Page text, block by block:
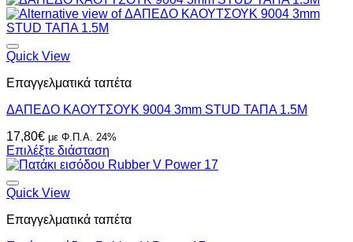
προϊόντος
Quick View
Επαγγελματικά ταπέτα
ΔΑΠΕΔΟ ΚΑΟΥΤΣΟΥΚ 9004 3mm STUD ΤΑΠΑ 1.5Μ
17,80€ με Φ.Π.Α. 24%
Επιλέξτε διάσταση
Quick View
Επαγγελματικά ταπέτα